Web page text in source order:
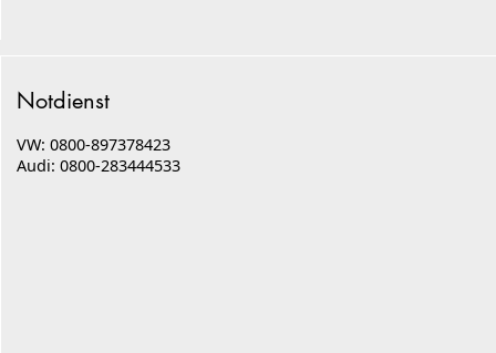
Notdienst
VW: 0800-897378423
Audi: 0800-283444533